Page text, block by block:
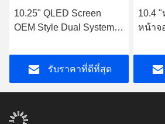
10.25" QLED Screen
OEM Style Dual System
โรเวอร์ สปอร์ต 2013-2020
รับราคาที่ดีที่สุด
10.4
หน้าจ
รถมัล